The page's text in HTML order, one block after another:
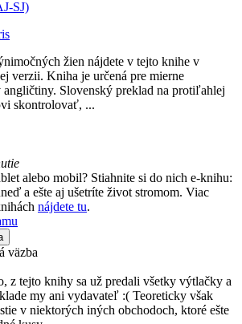
SJ)
žien nájdete v tejto knihe v
verzii. Kniha je určená pre mierne
Slovenský preklad na protiľahlej
skontrolovať, ...
alebo mobil? Stiahnite si do nich e-knihu:
a ešte aj ušetríte život stromom. Viac
nájdete tu.
väzba
z tejto knihy sa už predali všetky výtlačky a
my ani vydavateľ :( Teoreticky však
v niektorých iných obchodoch, ktoré ešte